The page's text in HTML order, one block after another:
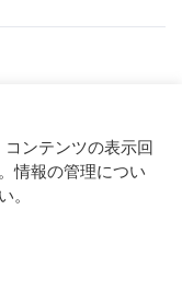
ンテンツの表示回
情報の管理につい
。